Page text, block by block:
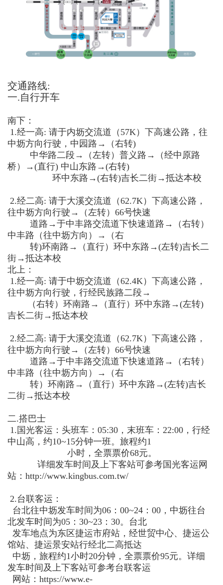
交通路线:
一.自行开车
南下：
1.经一高: 请于内坜交流道（ 57K）下高速公路，往
中坜方向行驶，中园路 →
（右转)
中华路二段→ （左转）普义路 →
（经中原路
桥）
→(直行) 中山东路 →(右转)
环中东路 →(右转)吉长二街→抵达本校
2.经二高: 请于大溪交流道（62.7K）下高速公路，
往中坜方向行驶 → （左转） 66号快速
道路 →于中丰路交流道下快速道路 →
（右转）
中丰路（往中坜方向）
→
（右
转)环南路 → （直行）环中东路 →(左转)吉长二
街→抵达本校
北上：
1.经一高: 请于中坜交流道（62.4K）下高速公路，
往中坜方向行驶，行经民族路二段→
（右转）环南路 → （直行）环中东路 →(左转)
吉长二街→抵达本校
2.经二高: 请于大溪交流道（62.7K）下高速公路，
往中坜方向行驶 → （左转） 66号快速
道路 →于中丰路交流道下快速道路 →
（右转）
中丰路（往中坜方向）
→
（右
转）环南路 → （直行）环中东路 →(左转)吉长
二街→抵达本校
二.搭巴士
1. 国光客运： 头班车： 05:30 ，末班车： 22:00 ，行经
中山高，约10~15分钟一班。旅程约1
小时，全票票价68元。
详细发车时间及上下客站可参考国光客运网
站： http://www.kingbus.com.tw/
2.台联客运：
台北往中坜发车时间为06 ： 00~24 ： 00 ，中坜往台
北发车时间为05 ： 30~23 ： 30。台北
发车地点为东区捷运市府站，经世贸中心、捷运公
馆站、捷运景安站行经北二高抵达
中坜，旅程约1小时20分钟，全票票价95元。详细
发车时间及上下客站可参考台联客运
网站： https://www.e-